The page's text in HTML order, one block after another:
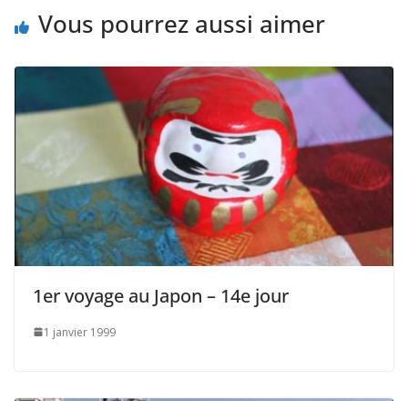
Vous pourrez aussi aimer
1er voyage au Japon – 14e jour
1 janvier 1999